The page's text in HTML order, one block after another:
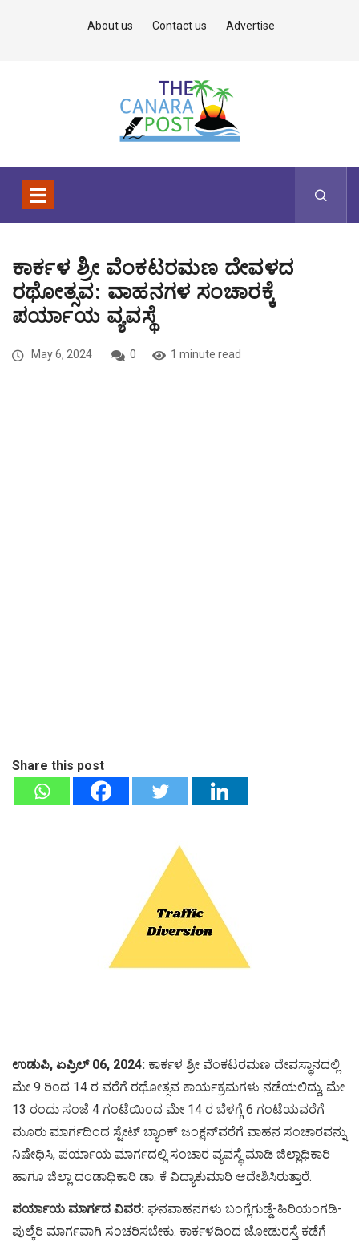
About us Contact us Advertise
ಕಾರ್ಕಳ ಶ್ರೀ ವೆಂಕಟರಮಣ ದೇವಳದ
ರಥೋತ್ಸವ: ವಾಹನಗಳ ಸಂಚಾರಕ್ಕೆ
ಪರ್ಯಾಯ ವ್ಯವಸ್ಥೆ
May 6, 2024 0 1 minute read
Share this post
ಉಡುಪಿ, ಏಪ್ರಿಲ್ 06, 2024: ಕಾರ್ಕಳ ಶ್ರೀ ವೆಂಕಟರಮಣ ದೇವಸ್ಥಾನದಲ್ಲಿ
ಮೇ 9 ರಿಂದ 14 ರ ವರೆಗೆ ರಥೋತ್ಸವ ಕಾರ್ಯಕ್ರಮಗಳು ನಡೆಯಲಿದ್ದು, ಮೇ
13 ರಂದು ಸಂಜೆ 4 ಗಂಟೆಯಿಂದ ಮೇ 14 ರ ಬೆಳಗ್ಗೆ 6 ಗಂಟೆಯವರೆಗೆ
ಮೂರು ಮಾರ್ಗದಿಂದ ಸ್ಟೇಟ್ ಬ್ಯಾಂಕ್ ಜಂಕ್ಷನ್‌ವರೆಗೆ ವಾಹನ ಸಂಚಾರವನ್ನು
ನಿಷೇಧಿಸಿ, ಪರ್ಯಾಯ ಮಾರ್ಗದಲ್ಲಿ ಸಂಚಾರ ವ್ಯವಸ್ಥೆ ಮಾಡಿ ಜಿಲ್ಲಾಧಿಕಾರಿ
ಹಾಗೂ ಜಿಲ್ಲಾ ದಂಡಾಧಿಕಾರಿ ಡಾ. ಕೆ ವಿದ್ಯಾಕುಮಾರಿ ಆದೇಶಿಸಿರುತ್ತಾರೆ.
ಪರ್ಯಾಯ ಮಾರ್ಗದ ವಿವರ: ಘನವಾಹನಗಳು ಬಂಗ್ಲೆಗುಡ್ಡೆ-ಹಿರಿಯಂಗಡಿ-
ಪುಲ್ಕೆರಿ ಮಾರ್ಗವಾಗಿ ಸಂಚರಿಸಬೇಕು. ಕಾರ್ಕಳದಿಂದ ಜೋಡುರಸ್ತೆ ಕಡೆಗೆ